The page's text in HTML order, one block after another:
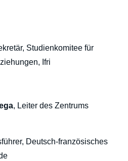
Studienkomitee für
Ifri
, Leiter des Zentrums
Deutsch-französisches